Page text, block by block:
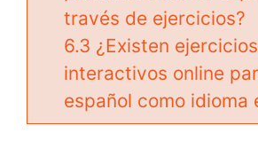
través de ejercicios?
6.3 ¿Existen ejercicios
interactivos online
español como idioma